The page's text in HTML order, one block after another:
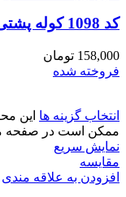
کد 1098 کوله پشتی دخترانه طرح سنتی
158,000 تومان
فروخته شده
انتخاب گزینه ها این
ممکن است در صفحه
نمایش سریع
مقايسه
افزودن به علاقه مندی